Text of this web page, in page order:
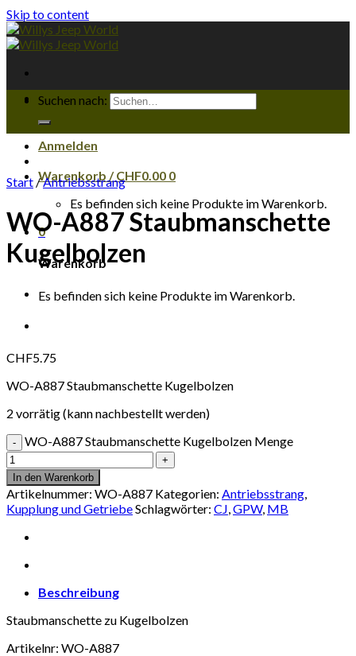
Skip to content
Suchen nach:
Anmelden
Warenkorb /CHF0.00 0
Es befinden sich keine Produkte im Warenkorb.
0
Warenkorb
Es befinden sich keine Produkte im Warenkorb.
Start /Antriebsstrang
WO-A887 Staubmanschette
Kugelbolzen
CHF5.75
WO-A887 Staubmanschette Kugelbolzen
2 vorrätig (kann nachbestellt werden)
WO-A887 Staubmanschette Kugelbolzen Menge
In den Warenkorb
Artikelnummer: WO-A887 Kategorien: Antriebsstrang
Kupplung und GetriebeSchlagwörter: CJ GPW, MB
Beschreibung
Staubmanschette zu Kugelbolzen
Artikelnr: WO-A887